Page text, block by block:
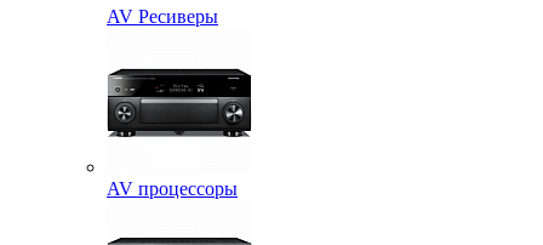
AV Ресиверы
AV процессоры